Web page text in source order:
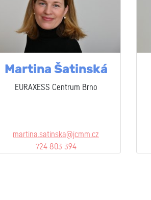
Martina Šatinská
EURAXESS Centrum Brno
martina.satinska@jcmm.cz
724 803 394